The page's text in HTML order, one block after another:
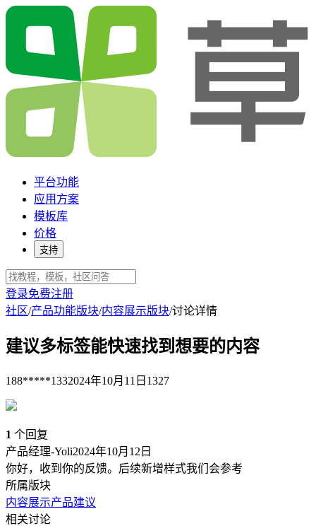
平台功能
应用方案
模板库
价格
支持
登录免费注册
社区/产品功能版块/内容展示版块/讨论详情
建议多标签能快速找到想要的内容
188*****1332024年10月11日 1327
1 个回复
产品经理-Yoli2024年10月12日
你好，收到你的反馈。后续新增样式我们会参考
所属版块
内容展示产品建议
相关讨论